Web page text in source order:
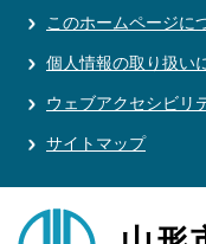
このホームページに
個人情報の取り扱い
ウェブアクセシビリ
サイトマップ